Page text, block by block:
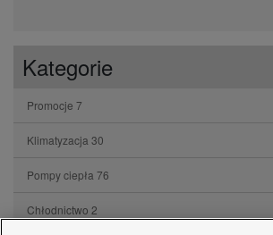
Kategorie
Promocje 7
Klimatyzacja 30
Pompy ciepła 76
Chłodnictwo 2